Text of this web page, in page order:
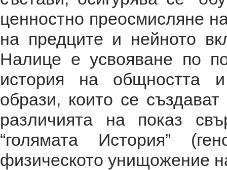
ценностно преосмисляне
на предците и нейното
Налице е усвояване по
история на общността
образи, които се
различията на показ
“голямата История”
физическото унищожение